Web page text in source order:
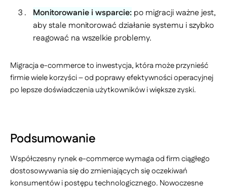
Monitorowanie i wsparcie: po migracji ważne jest,
aby stale monitorować działanie systemu i szybko
reagować na wszelkie problemy.
Migracja e-commerce to inwestycja, która może przynieść
firmie wiele korzyści – od poprawy efektywności operacyjnej
po lepsze doświadczenia użytkowników i większe zyski.
Podsumowanie
Współczesny rynek e-commerce wymaga od firm ciągłego
dostosowywania się do zmieniających się oczekiwań
konsumentów i postępu technologicznego. Nowoczesne